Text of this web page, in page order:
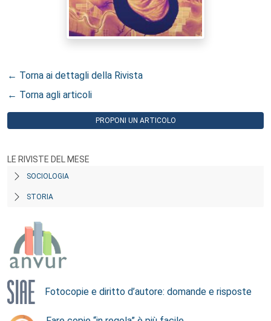
← Torna ai dettagli della Rivista
← Torna agli articoli
PROPONI UN ARTICOLO
LE RIVISTE DEL MESE
SOCIOLOGIA
STORIA
Fotocopie e diritto d’autore: domande e risposte